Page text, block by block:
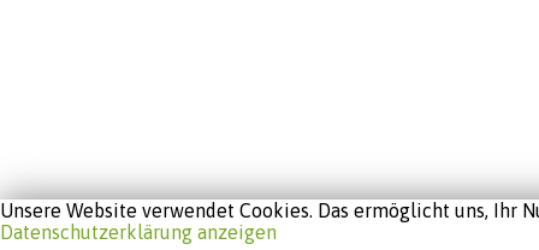
Unsere Website verwendet Cookies. Das ermöglicht uns,
Datenschutzerklärung anzeigen